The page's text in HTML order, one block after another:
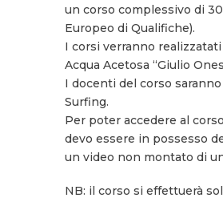
un corso complessivo di
Europeo di Qualifiche).
I corsi verranno
Acqua Acetosa “Giulio
I docenti del corso
Surfing.
Per poter accedere al
devo essere in possesso
un video non montato di
NB: il corso si effettuerà